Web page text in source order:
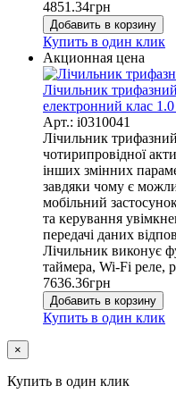
4851.34грн
Добавить в корзину
Купить в один клик
Акционная цена
Лічильник
електронний клас
Арт.: i0310041
Лічильник
чотирипровідної
інших змінних
завдяки чому є
мобільний
та керування
передачі даних
Лічильник виконує
таймера, Wi-Fi реле,
7636.36грн
Добавить в корзину
Купить в один клик
×
Купить в один клик